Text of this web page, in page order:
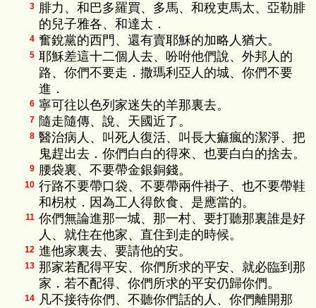
3 腓力、和巴多羅買、多馬、和稅吏馬太、亞勒腓
的兒子雅各、和達太．
4 奮銳黨的西門、還有賣耶穌的加略人猶大。
5 耶穌差這十二個人去、吩咐他們說、外邦人的
路、你們不要走．撒瑪利亞人的城、你們不要
進．
6 寧可往以色列家迷失的羊那裏去。
7 隨走隨傳、說、天國近了。
8 醫治病人、叫死人復活、叫長大痲瘋的潔淨、把
鬼趕出去．你們白白的得來、也要白白的捨去。
9 腰袋裏、不要帶金銀銅錢。
10 行路不要帶口袋、不要帶兩件褂子、也不要帶鞋
和枴杖．因為工人得飲食、是應當的。
11 你們無論進那一城、那一村、要打聽那裏誰是好
人、就住在他家、直住到走的時候。
12 進他家裏去、要請他的安。
13 那家若配得平安、你們所求的平安、就必臨到那
家．若不配得、你們所求的平安仍歸你們。
14 凡不接待你們、不聽你們話的人、你們離開那